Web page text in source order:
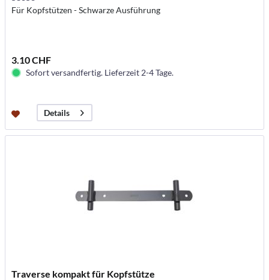
Für Kopfstützen - Schwarze Ausführung
3.10 CHF
Sofort versandfertig. Lieferzeit 2-4 Tage.
Details
Traverse kompakt für Kopfstütze